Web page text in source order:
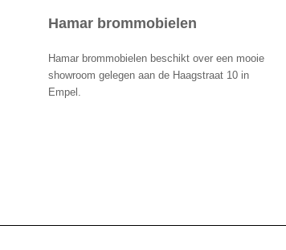
Hamar brommobielen
Hamar brommobielen beschikt over een mooie
showroom gelegen aan de Haagstraat 10 in
Empel.